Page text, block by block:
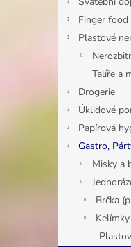
Finger food
Plastové
Talíře a
Drogerie
Úklidové
Papírová
Gastro,
Misky a
Brčka
Kelímky